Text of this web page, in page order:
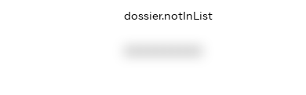
dossier.notInList